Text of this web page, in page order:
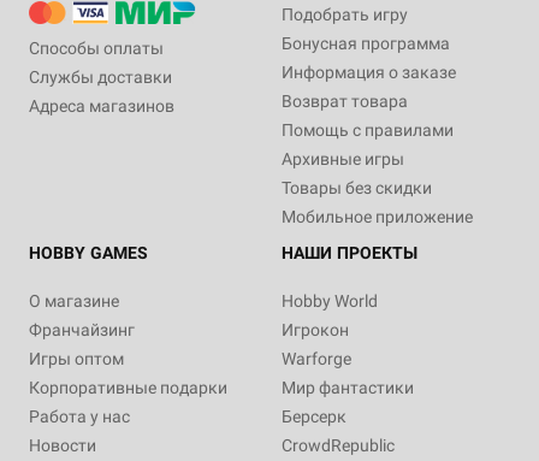
Способы оплаты
Службы доставки
Адреса магазинов
Подобрать игру
Бонусная программа
Информация о заказе
Возврат товара
Помощь с правилами
Архивные игры
Товары без скидки
Мобильное приложение
HOBBY GAMES
О магазине
Франчайзинг
Игры оптом
Корпоративные подарки
Работа у нас
Новости
НАШИ ПРОЕКТЫ
Hobby World
Игрокон
Warforge
Мир фантастики
Берсерк
CrowdRepublic